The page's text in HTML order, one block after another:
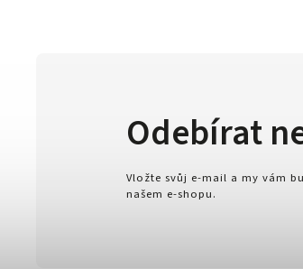
Odebírat
Vložte svůj e-mail a my vám
našem e-shopu.